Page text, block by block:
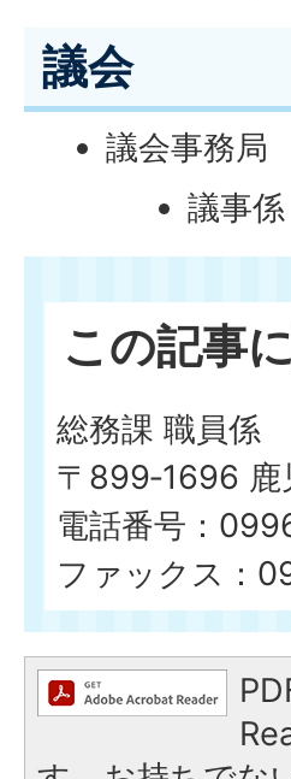
議会
議会事務局
議事係
この記事
総務課 職員係
〒899‐1696
電話番号：
ファックス：